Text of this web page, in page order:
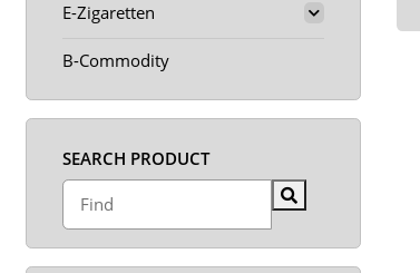
E-Zigaretten
B-Commodity
SEARCH PRODUCT